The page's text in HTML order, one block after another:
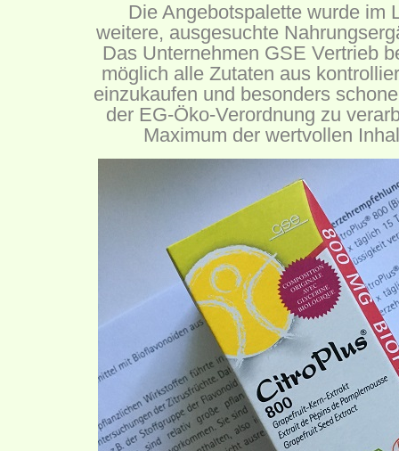
Die Angebotspalette wurde im
weitere, ausgesuchte
Das Unternehmen GSE Vertrieb
möglich alle Zutaten aus
einzukaufen und besonders
der EG-Öko-Verordnung zu
Maximum der wertvollen